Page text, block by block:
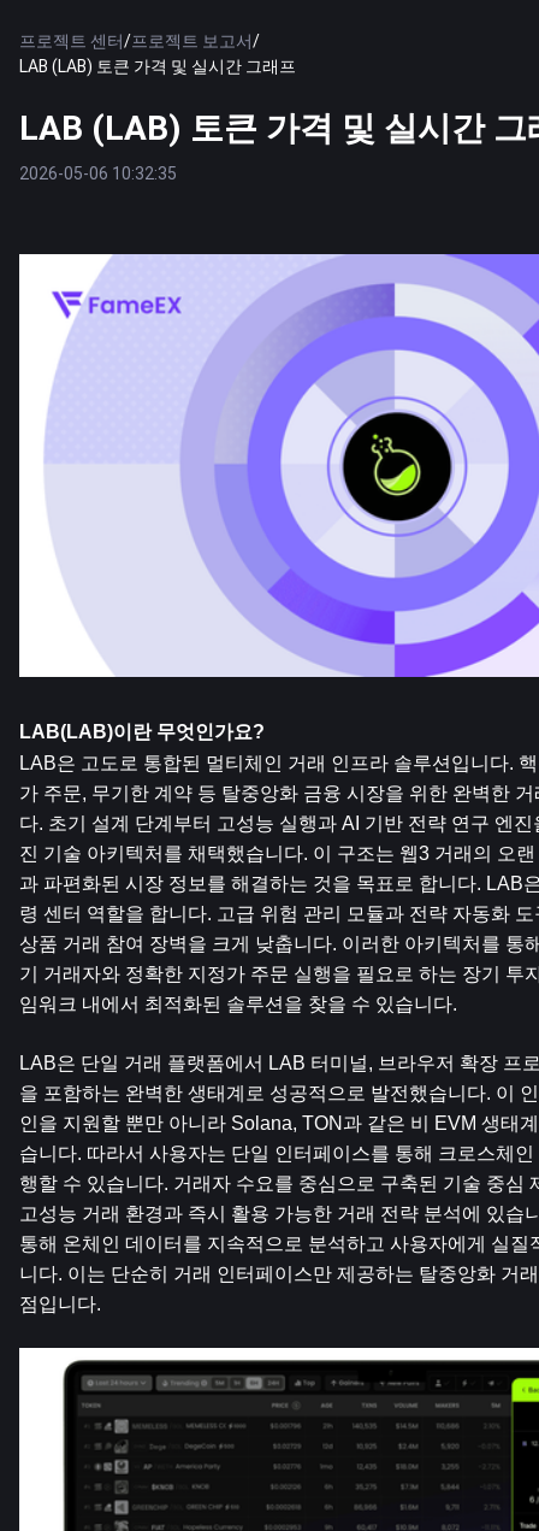
프로젝트 센터/프로젝트 보고서/
LAB (LAB) 토큰 가격 및 실시간 그래프
LAB (LAB) 토큰 가격 및 실시간 그
2026-05-06 10:32:35
LAB(LAB)이란 무엇인가요?
LAB은 고도로 통합된 멀티체인 거래 인프라 솔루션입니다.
가 주문, 무기한 계약 등 탈중앙화 금융 시장을 위한 완벽한
다. 초기 설계 단계부터 고성능 실행과 AI 기반 전략 연구 엔
진 기술 아키텍처를 채택했습니다. 이 구조는 웹3 거래의 오
과 파편화된 시장 정보를 해결하는 것을 목표로 합니다. LAB
령 센터 역할을 합니다. 고급 위험 관리 모듈과 전략 자동화
상품 거래 참여 장벽을 크게 낮춥니다. 이러한 아키텍처를 통
기 거래자와 정확한 지정가 주문 실행을 필요로 하는 장기 투
임워크 내에서 최적화된 솔루션을 찾을 수 있습니다.
LAB은 단일 거래 플랫폼에서 LAB 터미널, 브라우저 확장 프
을 포함하는 완벽한 생태계로 성공적으로 발전했습니다. 이
인을 지원할 뿐만 아니라 Solana, TON과 같은 비 EVM 생태
습니다. 따라서 사용자는 단일 인터페이스를 통해 크로스체
행할 수 있습니다. 거래자 수요를 중심으로 구축된 기술 중심
고성능 거래 환경과 즉시 활용 가능한 거래 전략 분석에 있습
통해 온체인 데이터를 지속적으로 분석하고 사용자에게 실질
니다. 이는 단순히 거래 인터페이스만 제공하는 탈중앙화 거
점입니다.